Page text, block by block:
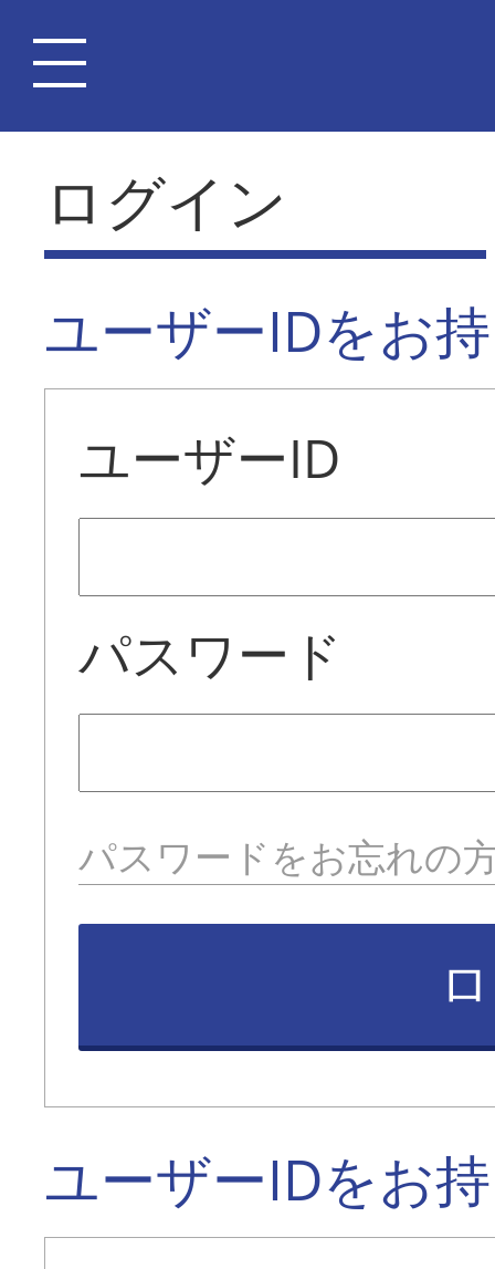
ログイン
ユーザーIDをお
ユーザーID
パスワード
パスワードをお忘れの
ユーザーIDをお